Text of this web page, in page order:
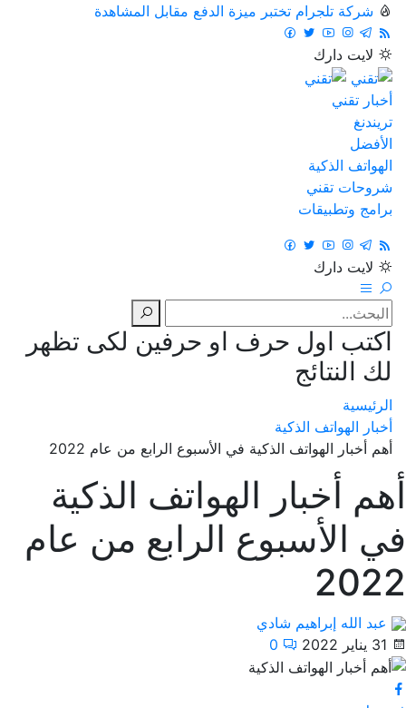
شركة تلجرام تختبر ميزة الدفع مقابل المشاهدة
لايت دارك
أخبار تقني
تريندنغ
الأفضل
الهواتف الذكية
شروحات تقني
برامج وتطبيقات
لايت دارك
اكتب اول حرف او حرفين لكى تظهر
لك النتائج
الرئيسية
أخبار الهواتف الذكية
أهم أخبار الهواتف الذكية في الأسبوع الرابع من عام 2022
أهم أخبار الهواتف الذكية
في الأسبوع الرابع من عام
2022
عبد الله إبراهيم شادي
31 يناير 2022
0